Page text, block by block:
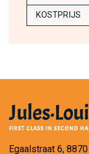
KOSTPRIJS
Egaalstraat 6,